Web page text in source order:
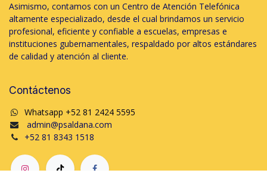
Asimismo, contamos con un Centro de Atención Telefónica
altamente especializado, desde el cual brindamos un servicio
profesional, eficiente y confiable a escuelas, empresas e
instituciones gubernamentales, respaldado por altos estándares
de calidad y atención al cliente.
Contáctenos
Whatsapp +52 81 2424 5595
admin@psaldana.com
+52 81 8343 1518